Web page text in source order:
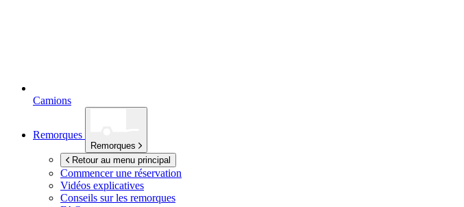
Camions
Remorques
Remorques
Retour au menu principal
Commencer une réservation
Vidéos explicatives
Conseils sur les remorques